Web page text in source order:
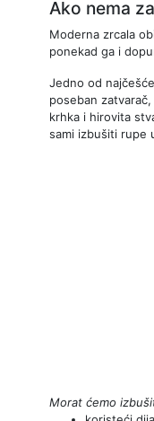
Ako nema
Moderna zrcala
ponekad ga i
Jedno od
poseban
krhka i hirovita
sami izbušiti rupe
Morat ćemo